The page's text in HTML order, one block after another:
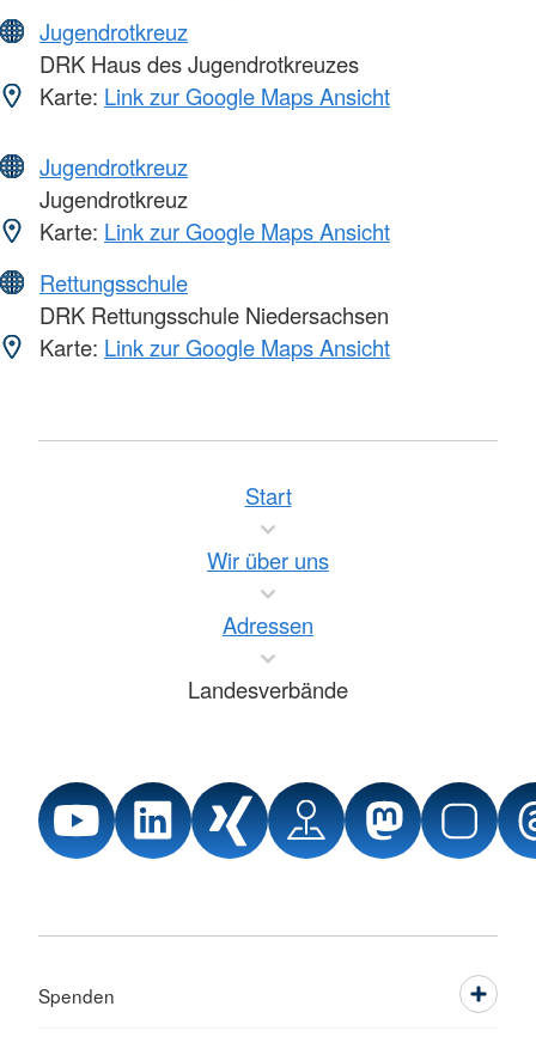
Jugendrotkreuz
DRK Haus des Jugendrotkreuzes
Karte: Link zur Google Maps Ansicht
Jugendrotkreuz
Jugendrotkreuz
Karte: Link zur Google Maps Ansicht
Rettungsschule
DRK Rettungsschule Niedersachsen
Karte: Link zur Google Maps Ansicht
Start
Wir über uns
Adressen
Landesverbände
Spenden